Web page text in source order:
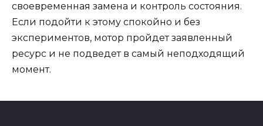
своевременная замена и контроль состояния.
Если подойти к этому спокойно и без
экспериментов, мотор пройдет заявленный
ресурс и не подведет в самый неподходящий
момент.